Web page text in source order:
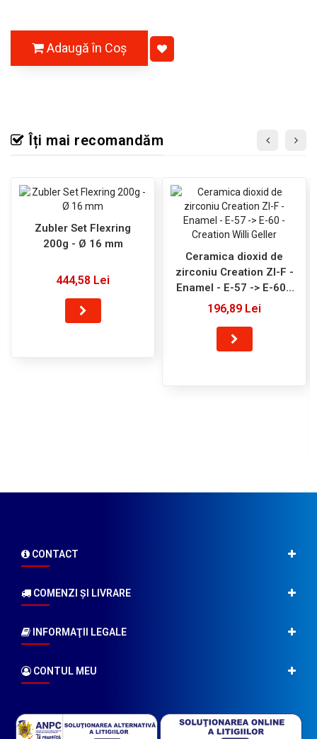
Adaugă în Coş
Îți mai recomandăm
Zubler Set Flexring
200g - Ø 16 mm
444,58 Lei
Ceramica dioxid de
zirconiu Creation ZI-F -
Enamel - E-57 -> E-60 -
Creation Willi Geller
196,89 Lei
CONTACT
COMENZI ŞI LIVRARE
INFORMAŢII LEGALE
CONTUL MEU